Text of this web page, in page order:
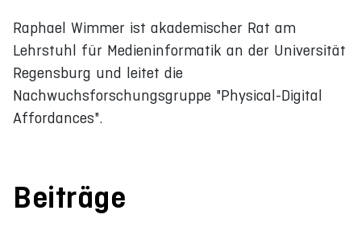
Raphael Wimmer ist akademischer Rat am
Lehrstuhl für Medieninformatik an der Universität
Regensburg und leitet die
Nachwuchsforschungsgruppe "Physical-Digital
Affordances".
Beiträge